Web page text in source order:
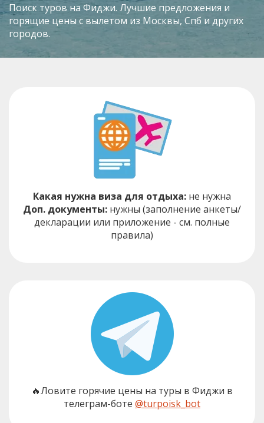
Поиск туров на Фиджи. Лучшие предложения и
горящие цены с вылетом из Москвы, Спб и других
городов.
Какая нужна виза для отдыха: не нужна
Доп. документы: нужны (заполнение анкеты/
декларации или приложение - см. полные
правила)
🔥Ловите горячие цены на туры в Фиджи в
телеграм-боте @turpoisk_bot